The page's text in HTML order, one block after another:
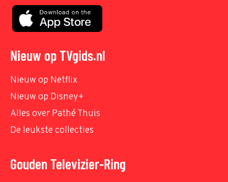
Nieuw op TVgids.nl
Nieuw op Netflix
Nieuw op Disney+
Alles over Pathé Thuis
De leukste collecties
Gouden Televizier-Ring